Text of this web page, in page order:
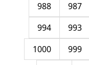
987
988
993
994
999
1000